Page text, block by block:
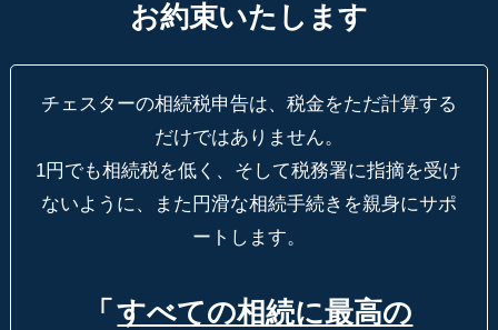
お約束いたします
チェスターの相続税申告は、税金をただ計算する
だけではありません。
1円でも相続税を低く、そして税務署に指摘を受け
ないように、
また円滑な相続手続きを親身にサポ
ートします。
「 すべての相続に最高の